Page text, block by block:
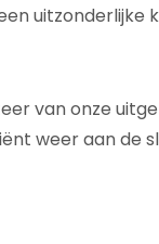
uitzonderlijke
van onze
weer aan de